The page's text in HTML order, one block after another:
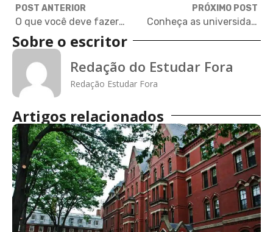
POST ANTERIOR
O que você deve fazer HOJE para conseguir estudar no exterior AMANHÃ
PRÓXIMO POST
Conheça as universidades em que os ganhadores do Prêmio Nobel estudaram
Sobre o escritor
Redação do Estudar Fora
Redação Estudar Fora
Artigos relacionados